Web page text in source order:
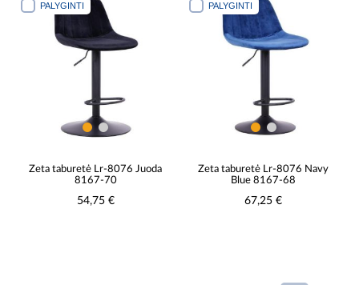
PALYGINTI
Zeta taburetė Lr-8076 Juoda
8167-70
54,75 €
PALYGINTI
Zeta taburetė Lr-8076 Navy
Blue 8167-68
67,25 €